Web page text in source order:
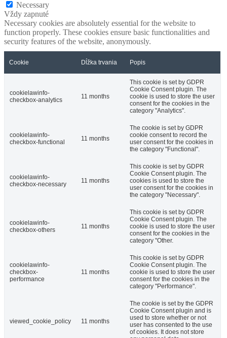
Necessary
Vždy zapnuté
Necessary cookies are absolutely essential for the website to
function properly. These cookies ensure basic functionalities and
security features of the website, anonymously.
Cookie Dĺžka trvania Popis
cookielawinfo-
checkbox-analytics
11 months
This cookie is set by GDPR
Cookie Consent plugin. The
cookie is used to store the user
consent for the cookies in the
category "Analytics".
cookielawinfo-
checkbox-functional
11 months
The cookie is set by GDPR
cookie consent to record the
user consent for the cookies in
the category "Functional".
cookielawinfo-
checkbox-necessary
11 months
This cookie is set by GDPR
Cookie Consent plugin. The
cookies is used to store the
user consent for the cookies in
the category "Necessary".
cookielawinfo-
checkbox-others
11 months
This cookie is set by GDPR
Cookie Consent plugin. The
cookie is used to store the user
consent for the cookies in the
category "Other.
cookielawinfo-
checkbox-
performance
11 months
This cookie is set by GDPR
Cookie Consent plugin. The
cookie is used to store the user
consent for the cookies in the
category "Performance".
viewed_cookie_policy 11 months
The cookie is set by the GDPR
Cookie Consent plugin and is
used to store whether or not
user has consented to the use
of cookies. It does not store